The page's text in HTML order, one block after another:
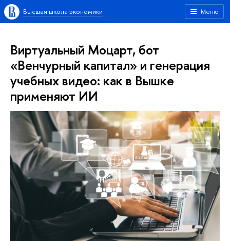
Меню
Высшая школа экономики
Виртуальный Моцарт, бот
«Венчурный капитал» и генерация
учебных видео: как в Вышке
применяют ИИ